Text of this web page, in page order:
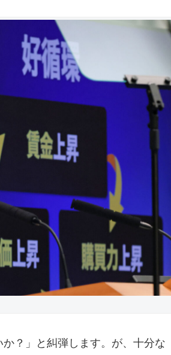
？」と糾弾します。が、十分な